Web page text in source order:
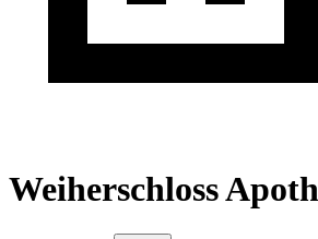
Weiherschloss